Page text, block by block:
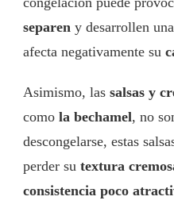
separen y desarrollen una
afecta negativamente su
Asimismo, las salsas y
como la bechamel, no
descongelarse, estas
perder su textura
consistencia poco